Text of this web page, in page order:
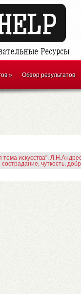
» Обзор результатов
искусства".
чуткость,